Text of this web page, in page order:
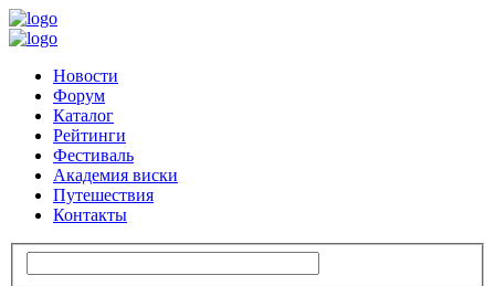
Новости
Форум
Каталог
Рейтинги
Фестиваль
Академия виски
Путешествия
Контакты